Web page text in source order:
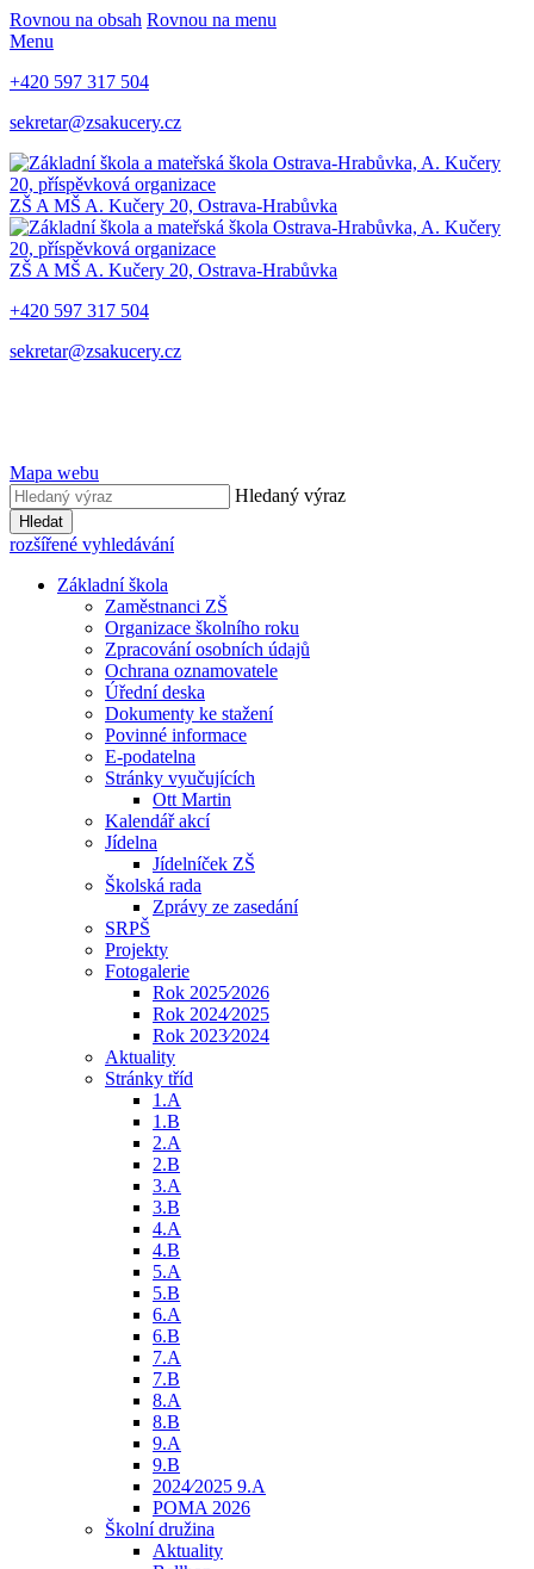
Rovnou na obsah Rovnou na menu
Menu
+420 597 317 504
sekretar@zsakucery.cz
ZŠ A MŠ A. Kučery 20, Ostrava-Hrabůvka
ZŠ A MŠ A. Kučery 20, Ostrava-Hrabůvka
+420 597 317 504
sekretar@zsakucery.cz
Mapa webu
Hledaný výraz
Hledat
rozšířené vyhledávání
Základní škola
Zaměstnanci ZŠ
Organizace školního roku
Zpracování osobních údajů
Ochrana oznamovatele
Úřední deska
Dokumenty ke stažení
Povinné informace
E-podatelna
Stránky vyučujících
Ott Martin
Kalendář akcí
Jídelna
Jídelníček ZŠ
Školská rada
Zprávy ze zasedání
SRPŠ
Projekty
Fotogalerie
Rok 2025⁄2026
Rok 2024⁄2025
Rok 2023⁄2024
Aktuality
Stránky tříd
1.A
1.B
2.A
2.B
3.A
3.B
4.A
4.B
5.A
5.B
6.A
6.B
7.A
7.B
8.A
8.B
9.A
9.B
2024⁄2025 9.A
POMA 2026
Školní družina
Aktuality